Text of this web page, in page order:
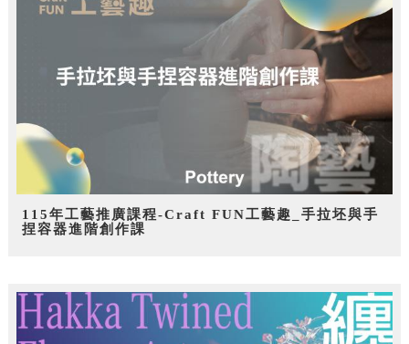
115年工藝推廣課程-Craft FUN工藝趣_手拉坯與手
捏容器進階創作課